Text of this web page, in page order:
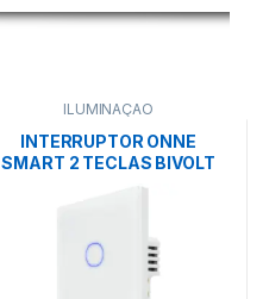
ILUMINAÇÃO
INTERRUPTOR ONNE
SMART 2 TECLAS BIVOLT
10A BRANCO –